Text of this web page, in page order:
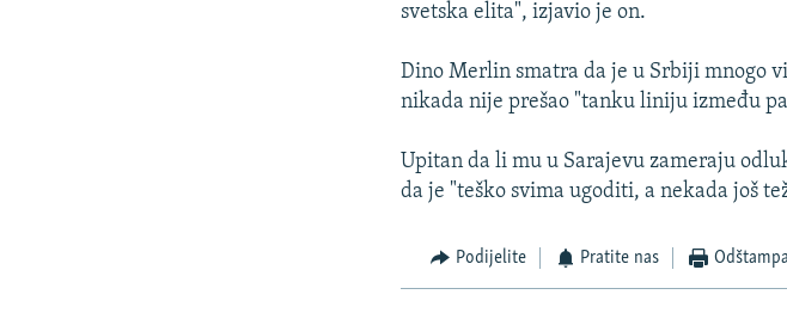
svetska elita", izjavio je on.
Dino Merlin smatra da je u Srbiji mnogo
nikada nije prešao "tanku liniju između
Upitan da li mu u Sarajevu zameraju
da je "teško svima ugoditi, a nekada još
Podijelite Pratite nas